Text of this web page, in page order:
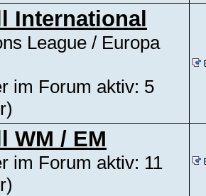
International
League / Europa
im Forum aktiv: 5
WM / EM
im Forum aktiv: 11